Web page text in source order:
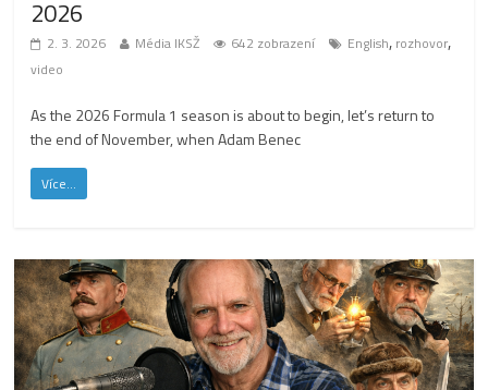
2026
2. 3. 2026 Média IKSŽ 642 zobrazení English, rozhovor,
video
As the 2026 Formula 1 season is about to begin, let’s return to
the end of November, when Adam Benec
Více...